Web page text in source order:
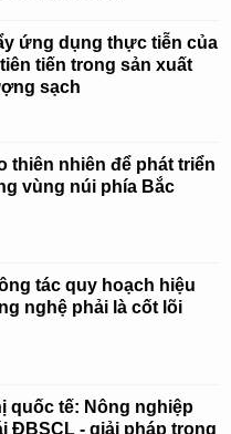
ứng dụng thực tiễn của
tiến trong sản xuất
sạch
thiên nhiên để phát triển
vùng núi phía Bắc
tác quy hoạch hiệu
nghệ phải là cốt lõi
quốc tế: Nông nghiệp
ĐBSCL - giải pháp trọng